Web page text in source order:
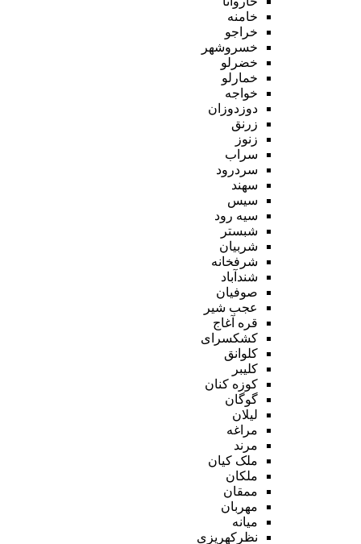
خامنه
خراجو
خسروشهر
خضرلو
خمارلو
خواجه
دوزدوزان
زرنق
زنوز
سراب
سردرود
سهند
سیس
سیه رود
شبستر
شربیان
شرفخانه
شندآباد
صوفیان
عجب شیر
قره آغاج
کشکسرای
کلوانق
کلیبر
کوزه کنان
گوگان
لیلان
مراغه
مرند
ملک کیان
ملکان
ممقان
مهربان
میانه
نظرکهریزی